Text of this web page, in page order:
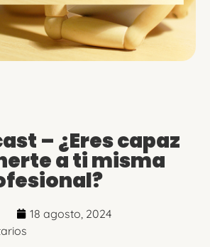
– ¿Eres capaz
a ti misma
18 agosto, 2024